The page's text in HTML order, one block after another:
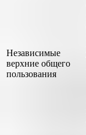
Независимые
верхние общего
пользования